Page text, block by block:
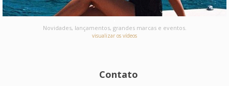
Novidades, lançamentos, grandes marcas e eventos.
visualizar os vídeos
Contato